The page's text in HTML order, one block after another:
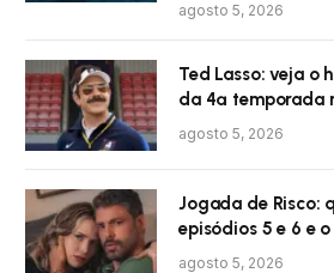
agosto 5, 2026
Ted Lasso: veja o
da 4ª temporada
agosto 5, 2026
Jogada de Risco:
episódios 5 e 6 e
agosto 5, 2026